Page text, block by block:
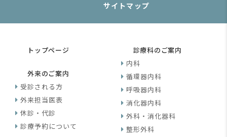
サイトマップ
トップページ
外来のご案内
受診される方
外来担当医表
休診・代診
診療予約について
診療科のご案内
内科
循環器内科
呼吸器内科
消化器内科
外科・消化器科
整形外科